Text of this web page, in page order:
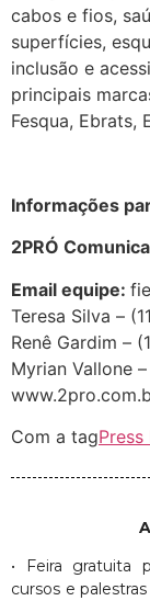
cabos e fios,
superfícies,
inclusão e
principais
Fesqua, Ebrats,
Informações
2PRÓ
Email equipe:
Teresa Silva –
Renê Gardim –
Myrian Vallone
Com a tagPress
• Feira gratuita
cursos e